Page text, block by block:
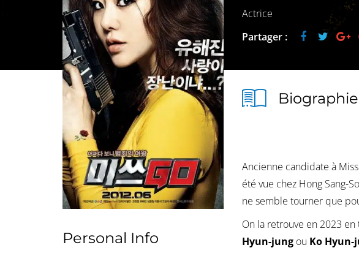
Actrice
Partager :
Personal Info
Biographie
Ancienne candidate à
été vue chez Hong Sang-
ne semble tourner que
On la retrouve en 2023 en
Hyun-jungou Ko Hyun-